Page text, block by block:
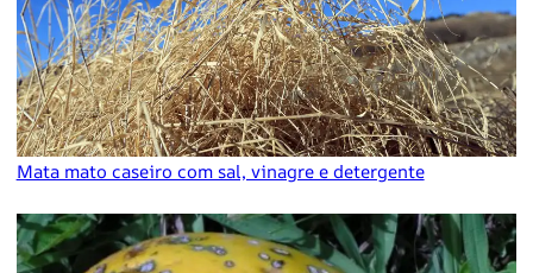
Mata mato caseiro com sal, vinagre e detergente